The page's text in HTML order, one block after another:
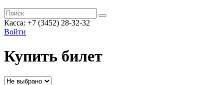
Касса: +7 (3452) 28-32-32
Войти
Купить билет